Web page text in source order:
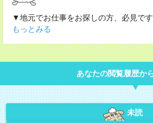
▼地元でお仕事をお探しの方、必見で
もっとみる
あなたの閲覧履歴か
未読